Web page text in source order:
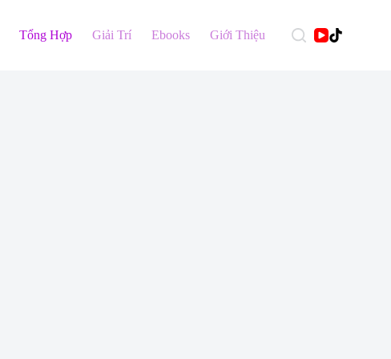
Tổng Hợp Giải Trí Ebooks Giới Thiệu